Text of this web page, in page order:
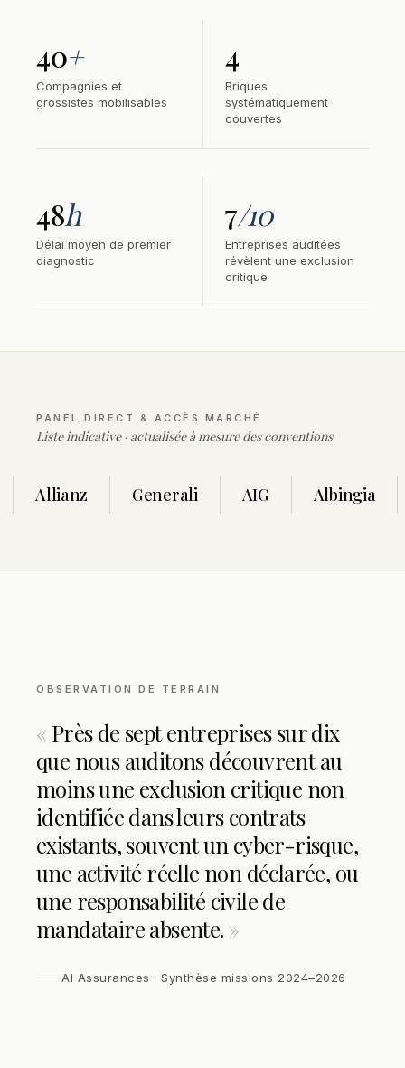
40+
Compagnies et
grossistes mobilisables
4
Briques
systématiquement
couvertes
48h
Délai moyen de premier
diagnostic
7/10
Entreprises auditées
révèlent une exclusion
critique
PANEL DIRECT & ACCÈS MARCHÉ
Liste indicative · actualisée à mesure des conventions
Allianz Generali AIG Albingia
OBSERVATION DE TERRAIN
Près de sept entreprises sur dix
que nous auditons découvrent au
moins une exclusion critique non
identifiée dans leurs contrats
existants, souvent un cyber-risque,
une activité réelle non déclarée, ou
une responsabilité civile de
mandataire absente.
AI Assurances · Synthèse missions 2024–2026